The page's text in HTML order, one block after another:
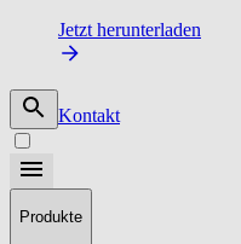
Jetzt herunterladen
Kontakt
Produkte